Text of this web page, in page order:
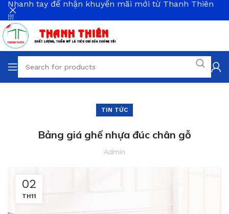
TIN TỨC
Bảng giá ghế nhựa đúc chân gỗ
Admin
02
TH11
Nhanh tay để nhận khuyến mãi mới từ Thanh Thiên
!!!